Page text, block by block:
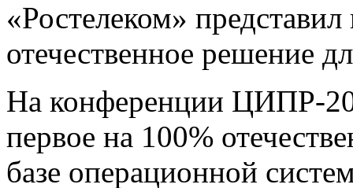
«Ростелеком»
отечественное решение
На конференции ЦИПР-
первое на 100%
базе операционной